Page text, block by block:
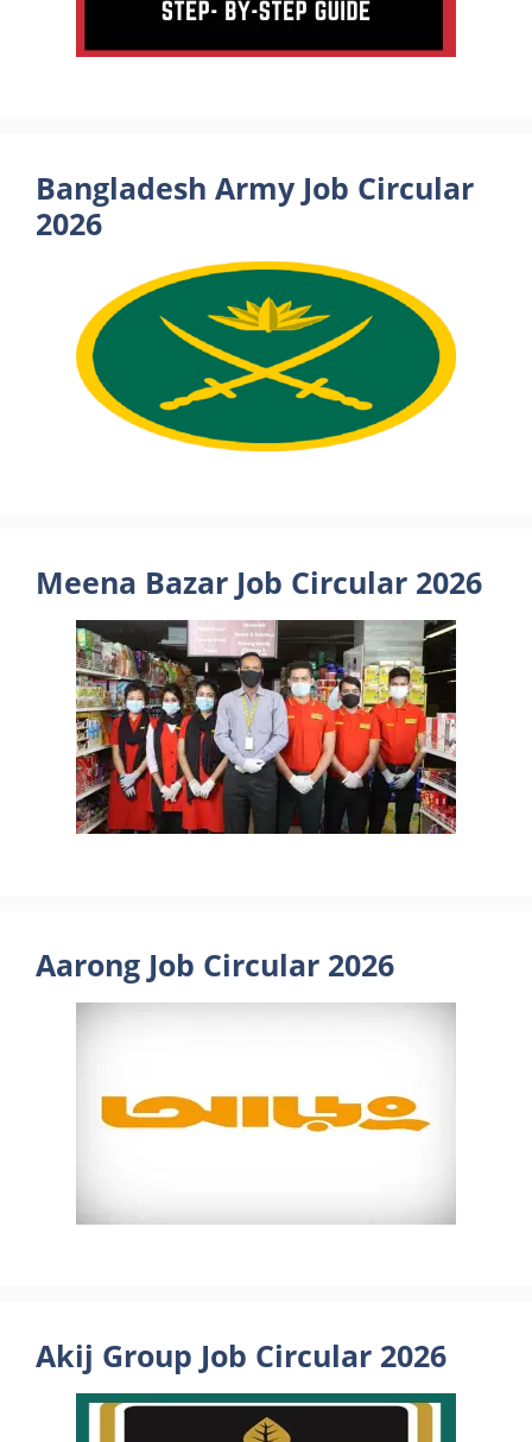
Bangladesh Army Job Circular
2026
Meena Bazar Job Circular 2026
Aarong Job Circular 2026
Akij Group Job Circular 2026